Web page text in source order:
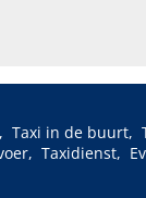
Taxi in de buurt
Taxidienst